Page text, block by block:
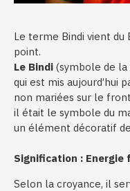
Le terme Bindi vient du
point.
Le Bindi (symbole de la
qui est mis aujourd’hui
non mariées sur le
il était le symbole du
un élément décoratif
Signification : Energie
Selon la croyance, il